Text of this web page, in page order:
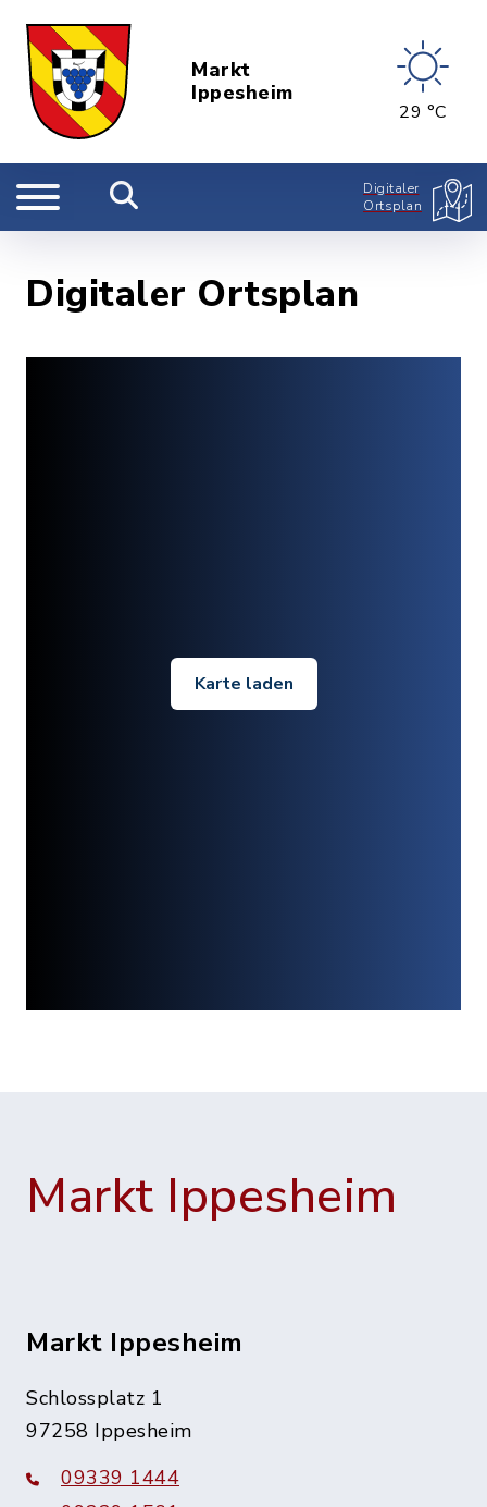
Markt
Ippesheim
29 °C
Digitaler
Ortsplan
Digitaler Ortsplan
Karte laden
Markt Ippesheim
Markt Ippesheim
Schlossplatz 1
97258 Ippesheim
09339 1444